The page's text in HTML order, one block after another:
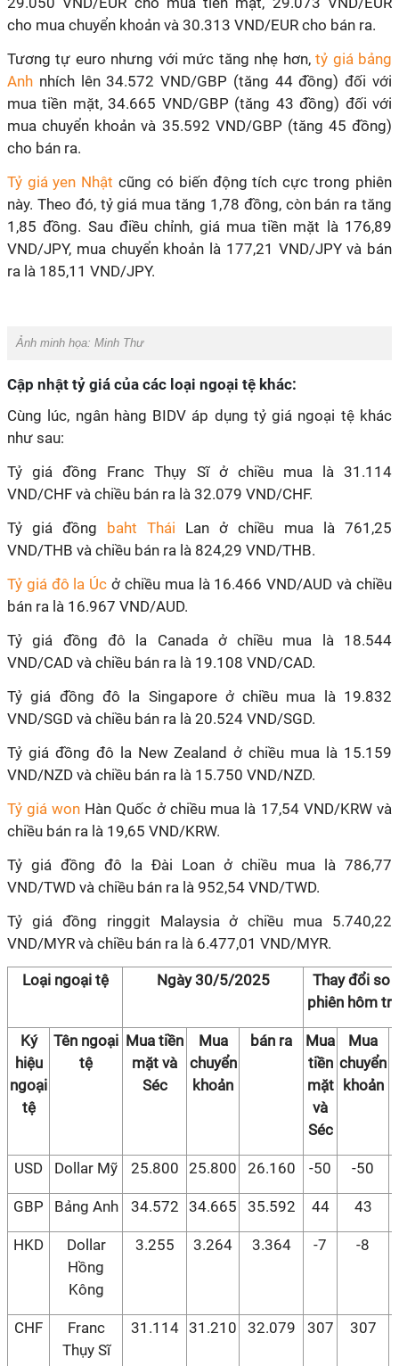
cho mua chuyển khoản và 30.313 VND/EUR cho bán ra.
Tương tự euro nhưng với mức tăng nhẹ hơn, tỷ giá bảng
Anh nhích lên 34.572 VND/GBP (tăng 44 đồng) đối với
mua tiền mặt, 34.665 VND/GBP (tăng 43 đồng) đối với
mua chuyển khoản và 35.592 VND/GBP (tăng 45 đồng)
cho bán ra.
Tỷ giá yen Nhật cũng có biến động tích cực trong phiên
này. Theo đó, tỷ giá mua tăng 1,78 đồng, còn bán ra tăng
1,85 đồng. Sau điều chỉnh, giá mua tiền mặt là 176,89
VND/JPY, mua chuyển khoản là 177,21 VND/JPY và bán
ra là 185,11 VND/JPY.
Ảnh minh họa: Minh Thư
Cập nhật tỷ giá của các loại ngoại tệ khác:
Cùng lúc, ngân hàng BIDV áp dụng tỷ giá ngoại tệ khác
như sau:
Tỷ giá đồng Franc Thụy Sĩ ở chiều mua là 31.114
VND/CHF và chiều bán ra là 32.079 VND/CHF.
Tỷ giá đồng baht Thái Lan ở chiều mua là 761,25
VND/THB và chiều bán ra là 824,29 VND/THB.
Tỷ giá đô la Úc ở chiều mua là 16.466 VND/AUD và chiều
bán ra là 16.967 VND/AUD.
Tỷ giá đồng đô la Canada ở chiều mua là 18.544
VND/CAD và chiều bán ra là 19.108 VND/CAD.
Tỷ giá đồng đô la Singapore ở chiều mua là 19.832
VND/SGD và chiều bán ra là 20.524 VND/SGD.
Tỷ giá đồng đô la New Zealand ở chiều mua là 15.159
VND/NZD và chiều bán ra là 15.750 VND/NZD.
Tỷ giá won Hàn Quốc ở chiều mua là 17,54 VND/KRW và
chiều bán ra là 19,65 VND/KRW.
Tỷ giá đồng đô la Đài Loan ở chiều mua là 786,77
VND/TWD và chiều bán ra là 952,54 VND/TWD.
Tỷ giá đồng ringgit Malaysia ở chiều mua 5.740,22
VND/MYR và chiều bán ra là 6.477,01 VND/MYR.
Loại ngoại tệ Ngày 30/5/2025
Thay đổi so
phiên hôm
Ký
hiệu
ngoại
tệ
Tên ngoại
tệ
Mua tiền
mặt và
Séc
Mua
chuyển
khoản
bán ra
Mua
tiền
mặt
và
Séc
Mua
chuyển
khoản
USD Dollar Mỹ 25.800 25.800 26.160 -50 -50
GBP Bảng Anh 34.572 34.665 35.592 44 43
HKD
Dollar
Hồng
Kông
3.255 3.264 3.364 -7 -8
CHF
Franc
Thụy Sĩ
31.114 31.210 32.079 307 307